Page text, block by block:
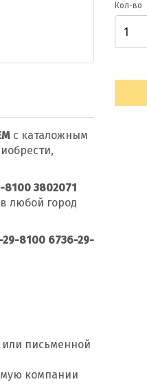
с каталожным
3802071
любой город
8100 6736-29-
или письменной
компании
Кол-во